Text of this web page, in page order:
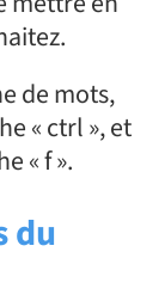
de mots,
« ctrl », et
« f ».
du